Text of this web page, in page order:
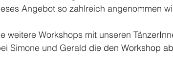
Angebot so zahlreich angenommen
weitere Workshops mit unseren
Simone und Gerald die den Workshop